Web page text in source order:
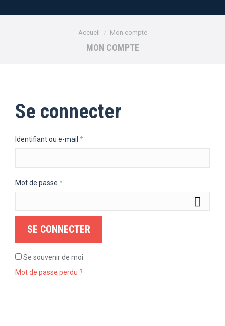
Vous êtes ici :
Accueil Mon compte
MON COMPTE
Se connecter
Identifiant ou e-mail *
Mot de passe *
SE CONNECTER
Se souvenir de moi
Mot de passe perdu ?